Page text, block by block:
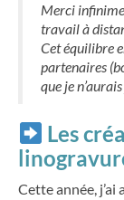
Merci
travail à
Cet équilibre
partenaires
que je
Les
Cette année,